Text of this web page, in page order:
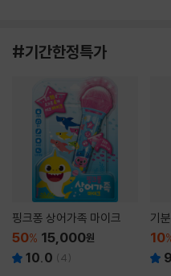
#기간한정특가
핑크퐁 상어가족 마이크
50% 15,000원
10.0 (4)
기
10